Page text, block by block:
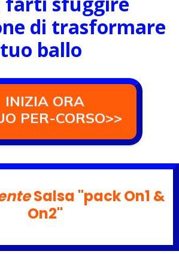
di trasformare
ballo
INIZIA ORA
PER-CORSO>>
Salsa "pack On1 &
On2"